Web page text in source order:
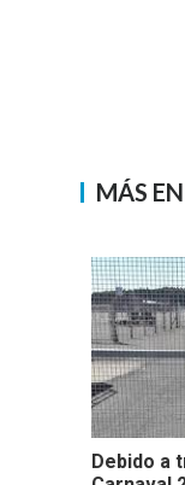
MÁS
Debido a